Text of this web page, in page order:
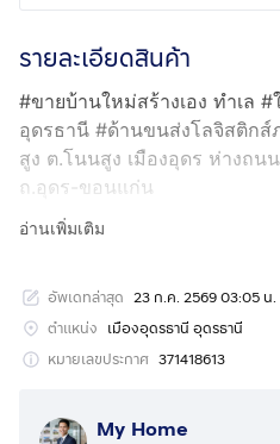
รายละเอียดสินค้า
#ขายบ้านใหม่สร้างเอง ทำเล
อุดรธานี #ด้านขนส่งโลจิสติกส์
สูง ต.โนนสูง เมืองอุดร ห่างถ
ถ.อุดร-ขอนแก่น
เหมาะกับครอบครัวใหญ่ ที่ชอบ
หรือนายทุนที่ซื้อปล่อยเช่าทำกำ
โฉนดครุฑแดงพร้อมโอน
อ่านเพิ่มเติม
อัพเดทล่าสุด 23 ก.ค. 2569 03:05 น.
ตำแหน่ง เมืองอุดรธานี อุดรธานี
หมายเลขประกาศ 371418613
My Home